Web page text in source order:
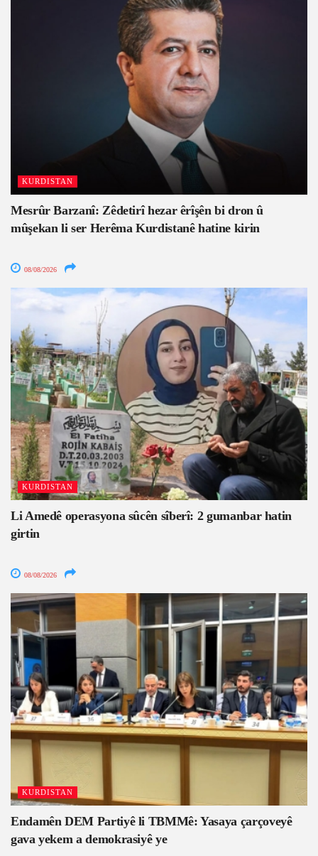
KURDISTAN
Mesrûr Barzanî: Zêdetirî hezar êrîşên bi dron û
mûşekan li ser Herêma Kurdistanê hatine kirin
08/08/2026
KURDISTAN
Li Amedê operasyona sûcên sîberî: 2 gumanbar hatin
girtin
08/08/2026
KURDISTAN
Endamên DEM Partiyê li TBMMê: Yasaya çarçoveyê
gava yekem a demokrasiyê ye